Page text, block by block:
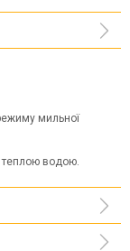
мильної
теплою водою.